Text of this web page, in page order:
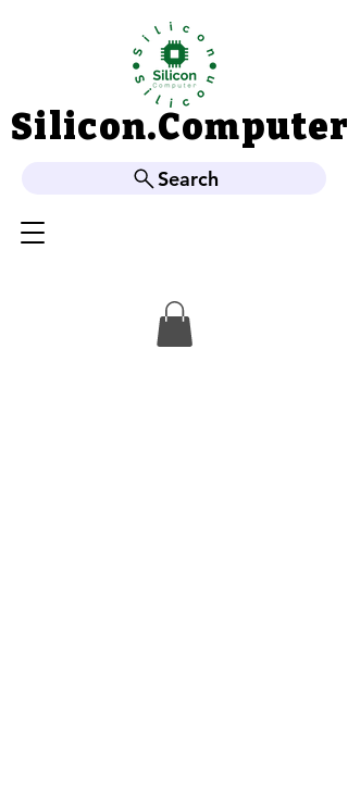
Silicon.Computer
Silicon.Computer
Search